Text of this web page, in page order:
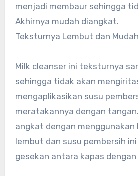
menjadi membaur sehingga
Akhirnya mudah diangkat.
Teksturnya Lembut dan
Milk cleanser ini teksturnya
sehingga tidak akan
mengaplikasikan susu
meratakannya dengan
angkat dengan menggunakan
lembut dan susu pembersih
gesekan antara kapas